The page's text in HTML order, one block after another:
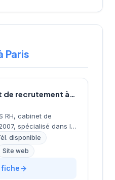
Paris
ETHIS RH — Cabinet de recrutement à Paris
RH, cabinet de
spécialisé dans le
le
dirigeants, le
Situé au 16 rue de
de Paris,
disponible
Site web
fiche